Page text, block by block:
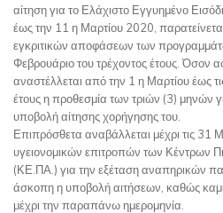
αίτηση για το Ελάχιστο Εγγυημένο
έως την 11 η Μαρτίου 2020,
εγκριτικών αποφάσεων των
Φεβρουάριο του τρέχοντος έτους. Όσον
αναστέλλεται από την 1 η Μαρτίου έως
έτους η προθεσμία των τριών (3) μηνών
υποβολή αίτησης χορήγησης του.
Επιπρόσθετα αναβάλλεται μέχρι τις 31
υγειονομικών επιτροπών των Κέντρων
(ΚΕ.ΠΑ.) για την εξέταση αναπηρικών
άσκοπη η υποβολή αιτήσεων, καθώς
μέχρι την παραπάνω ημερομηνία.